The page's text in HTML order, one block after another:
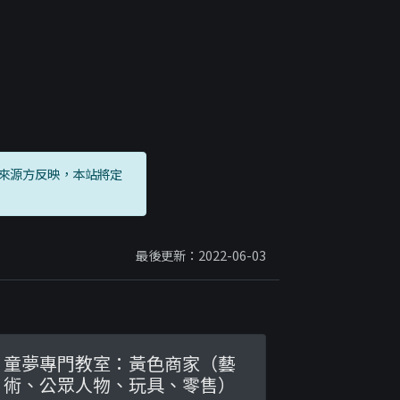
源方反映，本站將定
最後更新：2022-06-03
童夢專門教室：黃色商家（藝
術、公眾人物、玩具、零售）